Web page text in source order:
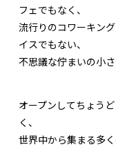
フェでもなく、
流行りのコワーキン
イスでもない、
不思議な佇まいの小
オープンしてちょう
く、
世界中から集まる多